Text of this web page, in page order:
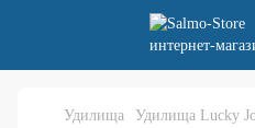
Удилища Удилища Lucky